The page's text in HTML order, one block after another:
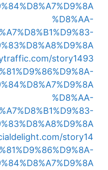
%D8%AA-
story1493
%D8%AA-
story14